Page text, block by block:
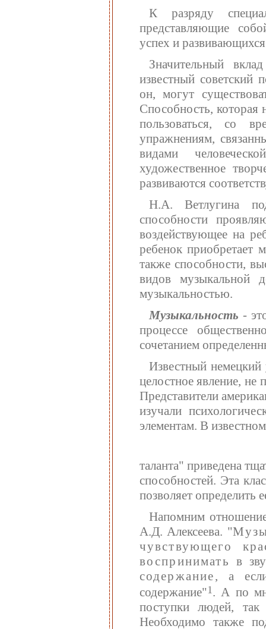
К разряду
представляющие
успех и
Значительный
известный советский
он, могут
Способность, которая
пользоваться, со
упражнениям,
видами
художественное
развиваются
Н.А. Ветлугина
способности
воздействующее на
ребенок приобретает
также способности,
видов музыкальной
музыкальностью.
Музыкальность -
процессе
сочетанием
Известный немецкий
целостное явление,
Представители
изучали
элементам. В
таланта" приведена
способностей. Эта
позволяет определить
Напомним отношение
А.Д. Алексеева. "
чувствующего
воспринимать в
содержание, а
содержание"1. А по
поступки людей, так
Необходимо также